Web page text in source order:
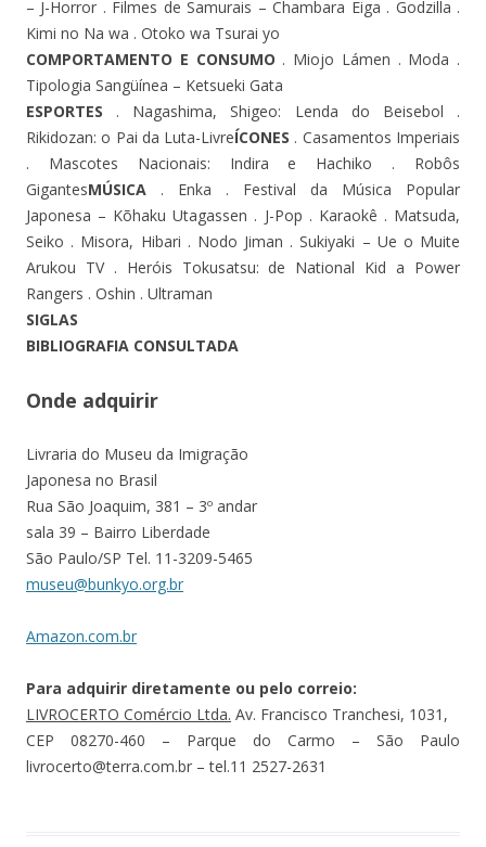
– J-Horror . Filmes de Samurais – Chambara Eiga . Godzilla .
Kimi no Na wa . Otoko wa Tsurai yo
COMPORTAMENTO E CONSUMO . Miojo Lámen . Moda .
Tipologia Sangüínea – Ketsueki Gata
ESPORTES . Nagashima, Shigeo: Lenda do Beisebol .
Rikidozan: o Pai da Luta-LivreÍCONES . Casamentos Imperiais
. Mascotes Nacionais: Indira e Hachiko . Robôs
GigantesMÚSICA . Enka . Festival da Música Popular
Japonesa – Kõhaku Utagassen . J-Pop . Karaokê . Matsuda,
Seiko . Misora, Hibari . Nodo Jiman . Sukiyaki – Ue o Muite
Arukou TV . Heróis Tokusatsu: de National Kid a Power
Rangers . Oshin . Ultraman
SIGLAS
BIBLIOGRAFIA CONSULTADA
Onde adquirir
Livraria do Museu da Imigração
Japonesa no Brasil
Rua São Joaquim, 381 – 3º andar
sala 39 – Bairro Liberdade
São Paulo/SP Tel. 11-3209-5465
museu@bunkyo.org.br
Amazon.com.br
Para adquirir diretamente ou pelo correio:
LIVROCERTO Comércio Ltda. Av. Francisco Tranchesi, 1031,
CEP 08270-460 – Parque do Carmo – São Paulo
livrocerto@terra.com.br – tel.11 2527-2631